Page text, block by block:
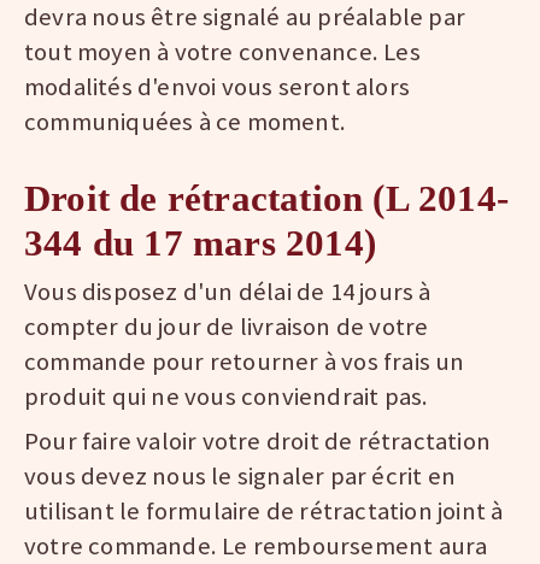
devra nous être signalé au préalable par
tout moyen à votre convenance. Les
modalités d'envoi vous seront alors
communiquées à ce moment.
Droit de rétractation (L 2014-
344 du 17 mars 2014)
Vous disposez d'un délai de 14 jours à
compter du jour de livraison de votre
commande pour retourner à vos frais un
produit qui ne vous conviendrait pas.
Pour faire valoir votre droit de rétractation
vous devez nous le signaler par écrit en
utilisant le formulaire de rétractation joint à
votre commande. Le remboursement aura